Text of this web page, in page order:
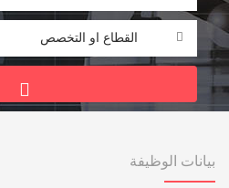
القطاع او التخصص
بيانات الوظيفة